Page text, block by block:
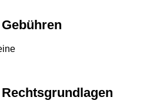
Gebühren
Rechtsgrundlagen